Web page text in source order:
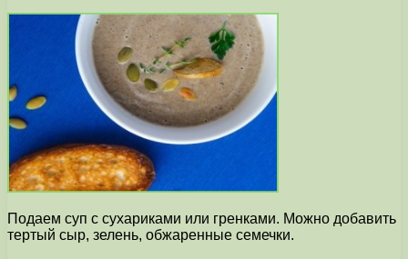
Подаем суп с сухариками или гренками. Можно добавить
тертый сыр, зелень, обжаренные семечки.